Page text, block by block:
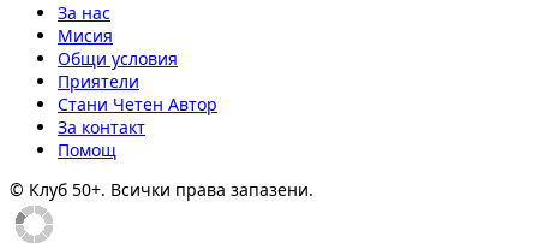
За нас
Мисия
Общи условия
Приятели
Стани Четен Автор
За контакт
Помощ
© Клуб 50+. Всички права запазени.